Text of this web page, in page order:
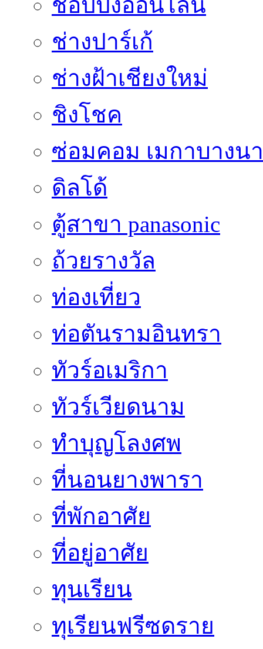
ชอปปิ้งออนไลน์
ช่างปาร์เก้
ช่างฝ้าเชียงใหม่
ชิงโชค
ซ่อมคอม เมกาบางนา
ดิลโด้
ตู้สาขา panasonic
ถ้วยรางวัล
ท่องเที่ยว
ท่อตันรามอินทรา
ทัวร์อเมริกา
ทัวร์เวียดนาม
ทำบุญโลงศพ
ที่นอนยางพารา
ที่พักอาศัย
ที่อยู่อาศัย
ทุนเรียน
ทุเรียนฟรีซดราย